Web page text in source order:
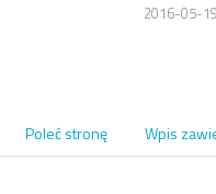
2016-05-
Poleć stronę Wpis